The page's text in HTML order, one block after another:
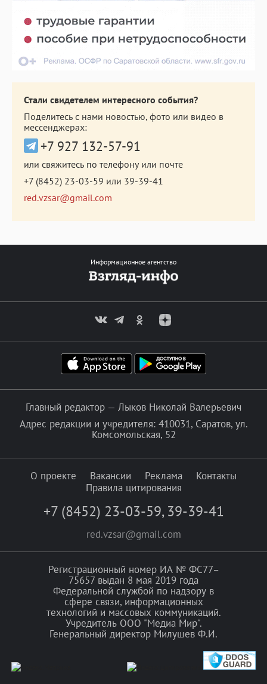
Стали свидетелем интересного события?
Поделитесь с нами новостью, фото или видео в
мессенджерах:
+7 927 132-57-91
или свяжитесь по телефону или почте
+7 (8452) 23-03-59 или 39-39-41
red.vzsar@gmail.com
Информационное агентство
Главный редактор — Лыков Николай Валерьевич
Адрес редакции и учредителя: 410031, Саратов, ул.
Комсомольская, 52
О проекте Вакансии Реклама
Контакты
Правила цитирования
+7 (8452) 23-03-59, 39-39-41
red.vzsar@gmail.com
Регистрационный номер ИА № ФС77–
75657 выдан 8 мая 2019 года
Федеральной службой по надзору в
сфере связи, информационных
технологий и массовых коммуникаций.
Учредитель ООО "Медиа Мир".
Генеральный директор Милушев Ф.И.